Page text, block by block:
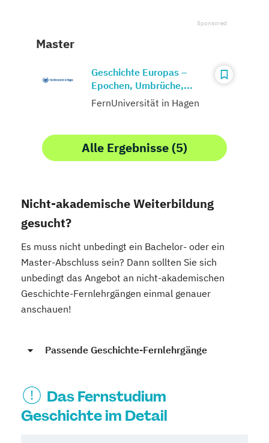
Master
Geschichte Europas –
Epochen, Umbrüche,...
FernUniversität in Hagen
Alle Ergebnisse (5)
Nicht-akademische Weiterbildung
gesucht?
Es muss nicht unbedingt ein Bachelor- oder ein
Master-Abschluss sein? Dann sollten Sie sich
unbedingt das Angebot an nicht-akademischen
Geschichte-Fernlehrgängen einmal genauer
anschauen!
Passende Geschichte-Fernlehrgänge
Das Fernstudium
Geschichte im Detail